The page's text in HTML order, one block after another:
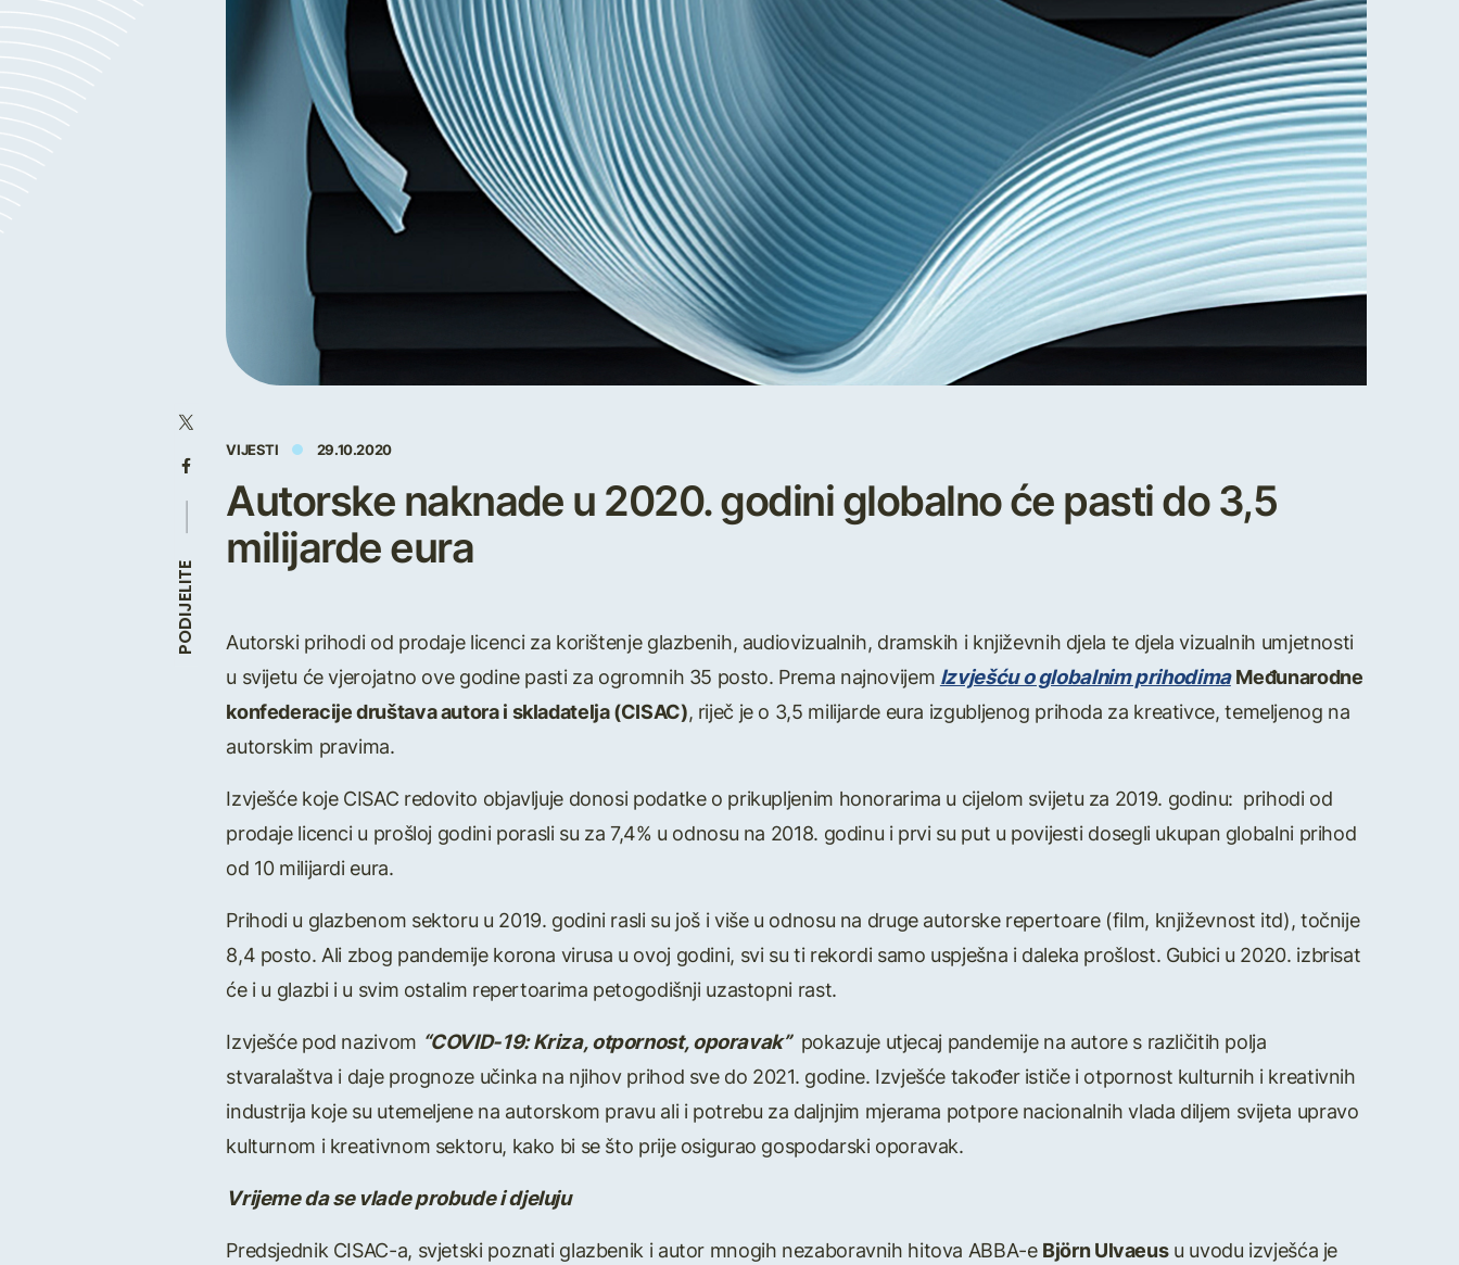
PODIJELITE
VIJESTI 29.10.2020
Autorske naknade u 2020. godini globalno će pasti do 3,5
milijarde eura
Autorski prihodi od prodaje licenci za korištenje glazbenih, audiovizualnih, dramskih i književnih djela te djela vizualnih umjetnosti
u svijetu će vjerojatno ove godine pasti za ogromnih 35 posto. Prema najnovijem Izvješću o globalnim prihodimaMeđunarodne
konfederacije društava autora i skladatelja (CISAC), riječ je o 3,5 milijarde eura izgubljenog prihoda za kreativce, temeljenog na
autorskim pravima.
Izvješće koje CISAC redovito objavljuje donosi podatke o prikupljenim honorarima u cijelom svijetu za 2019. godinu: prihodi od
prodaje licenci u prošloj godini porasli su za 7,4% u odnosu na 2018. godinu i prvi su put u povijesti dosegli ukupan globalni prihod
od 10 milijardi eura.
Prihodi u glazbenom sektoru u 2019. godini rasli su još i više u odnosu na druge autorske repertoare (film, književnost itd), točnije
8,4 posto. Ali zbog pandemije korona virusa u ovoj godini, svi su ti rekordi samo uspješna i daleka prošlost. Gubici u 2020. izbrisat
će i u glazbi i u svim ostalim repertoarima petogodišnji uzastopni rast.
Izvješće pod nazivom “COVID-19: Kriza, otpornost, oporavak”pokazuje utjecaj pandemije na autore s različitih polja
stvaralaštva i daje prognoze učinka na njihov prihod sve do 2021. godine. Izvješće također ističe i otpornost kulturnih i kreativnih
industrija koje su utemeljene na autorskom pravu ali i potrebu za daljnjim mjerama potpore nacionalnih vlada diljem svijeta upravo
kulturnom i kreativnom sektoru, kako bi se što prije osigurao gospodarski oporavak.
Vrijeme da se vlade probude i djeluju
Predsjednik CISAC-a, svjetski poznati glazbenik i autor mnogih nezaboravnih hitova ABBA-eBjörn Ulvaeusu uvodu izvješća je